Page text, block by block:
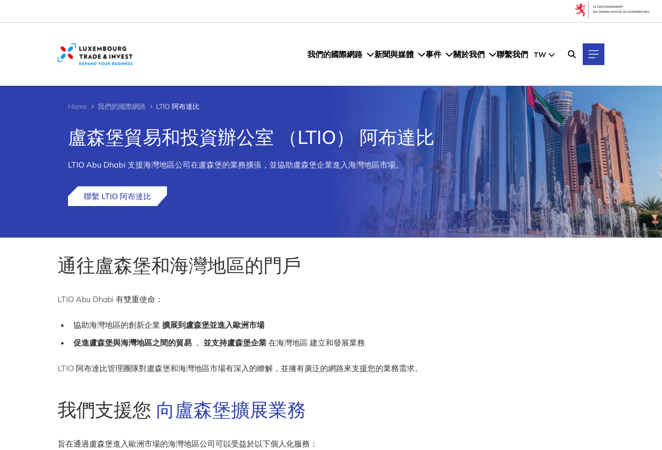
我們的國際網路 新聞與媒體 事件 關於我們 聯繫我們 TW
Home 我們的國際網路 LTIO 阿布達比
盧森堡貿易和投資辦公室 （LTIO） 阿布達比
LTIO Abu Dhabi 支援海灣地區公司在盧森堡的業務擴張，並協助盧森堡企業進入海灣地區市場。
聯繫 LTIO 阿布達比
通往盧森堡和海灣地區的門戶
LTIO Abu Dhabi 有雙重使命：
協助海灣地區的創新企業 擴展到盧森堡並進入歐洲市場
促進盧森堡與海灣地區之間的貿易 ， 並支持盧森堡企業 在海灣地區 建立和發展業務
LTIO 阿布達比管理團隊對盧森堡和海灣地區市場有深入的瞭解，並擁有廣泛的網路來支援您的業務需求。
我們支援您 向盧森堡擴展業務
旨在通過盧森堡進入歐洲市場的海灣地區公司可以受益於以下個人化服務：